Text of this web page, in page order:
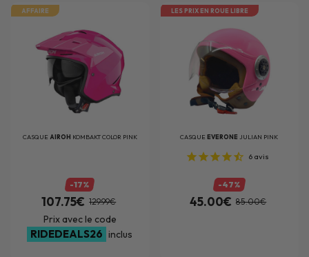
AFFAIRE
CASQUE AIROH KOMBAKT COLOR PINK
-17%
107.75€ 129.99€
Prix avec le code
RIDEDEALS26 inclus
LES PRIX EN ROUE LIBRE
CASQUEEVERONE JULIAN PINK
6 avis
-47%
45.00€ 85.00€